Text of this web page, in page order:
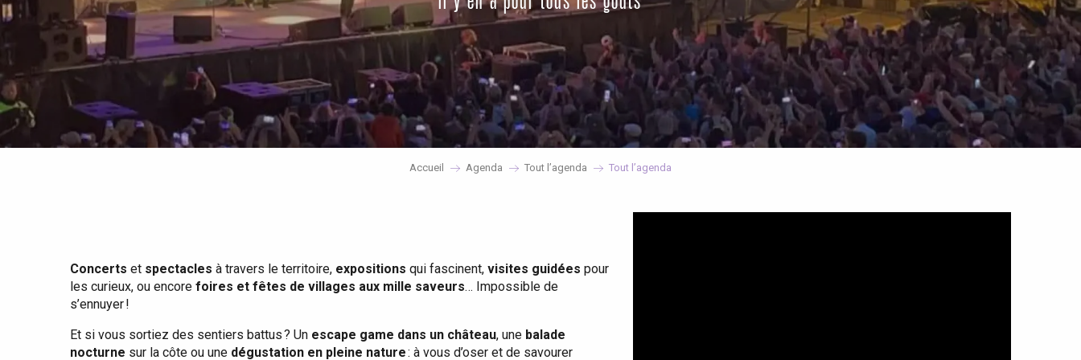
Tout l'agenda
Eté
Quand il pleut
Avec les enfants
Entre amis
Lieux branchés
Meilleurs brunch
Restaurants avec vue
Séjours en bord de
mer
Séjours en train
Accueil Agenda Tout l’agenda Tout l’agenda
Concerts et spectacles à travers le territoire, expositions qui fascinent, visites guidées pour
les curieux, ou encore foires et fêtes de villages aux mille saveurs… Impossible de
s’ennuyer !
Et si vous sortiez des sentiers battus ? Un escape game dans un château, une balade
nocturne sur la côte ou une dégustation en pleine nature: à vous d’oser et de savourer